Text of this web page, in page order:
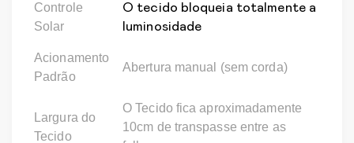
Controle
Solar
O tecido bloqueia totalmente a
luminosidade
Acionamento
Padrão
Abertura manual (sem corda)
Largura do
Tecido
O Tecido fica aproximadamente
10cm de transpasse entre as